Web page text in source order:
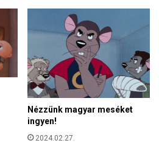
Nézzünk magyar meséket
ingyen!
2024.02.27.